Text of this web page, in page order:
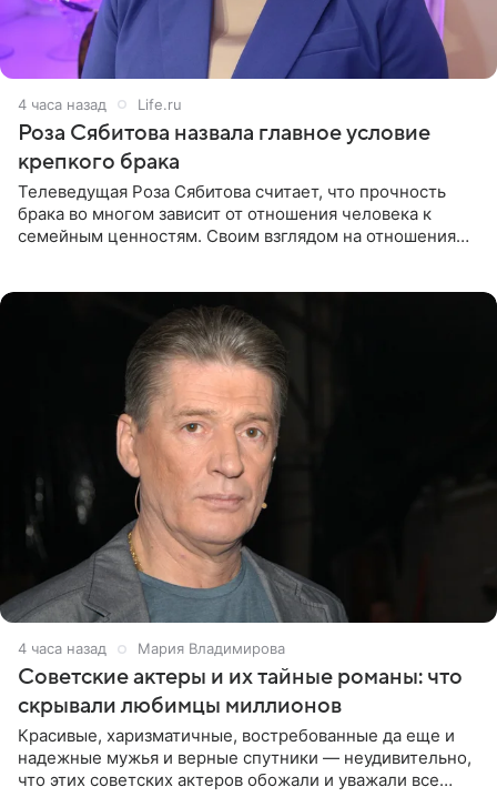
4 часа назад Life.ru
Роза Сябитова назвала главное условие
крепкого брака
Телеведущая Роза Сябитова считает, что прочность
брака во многом зависит от отношения человека к
семейным ценностям. Своим взглядом на отношения
4 часа назад Мария Владимирова
Советские актеры и их тайные романы: что
скрывали любимцы миллионов
Красивые, харизматичные, востребованные да еще и
надежные мужья и верные спутники — неудивительно,
что этих советских актеров обожали и уважали все